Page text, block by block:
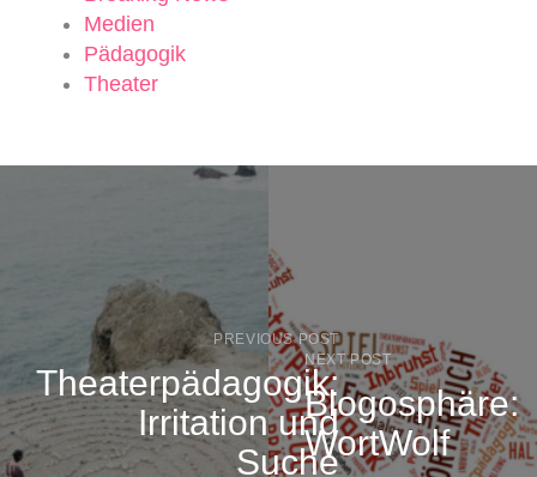
Medien
Pädagogik
Theater
PREVIOUS POST
Theaterpädagogik:
Irritation und
Suche
NEXT POST
Blogosphäre:
WortWolf